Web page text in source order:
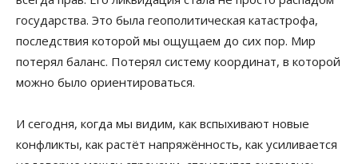
государства. Это была геополитическая катастрофа,
последствия которой мы ощущаем до сих пор. Мир
потерял баланс. Потерял систему координат, в которой
можно было ориентироваться.
И сегодня, когда мы видим, как вспыхивают новые
конфликты, как растёт напряжённость, как усиливается